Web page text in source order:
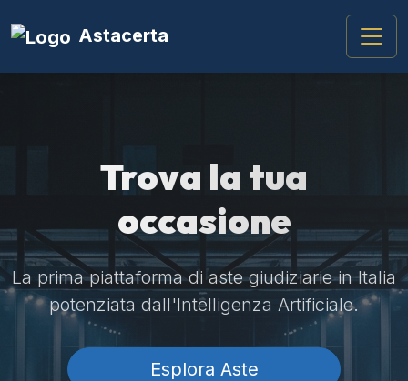
Astacerta
Trova la tua
occasione
La prima piattaforma di aste giudiziarie in Italia
potenziata dall'Intelligenza Artificiale.
Esplora Aste